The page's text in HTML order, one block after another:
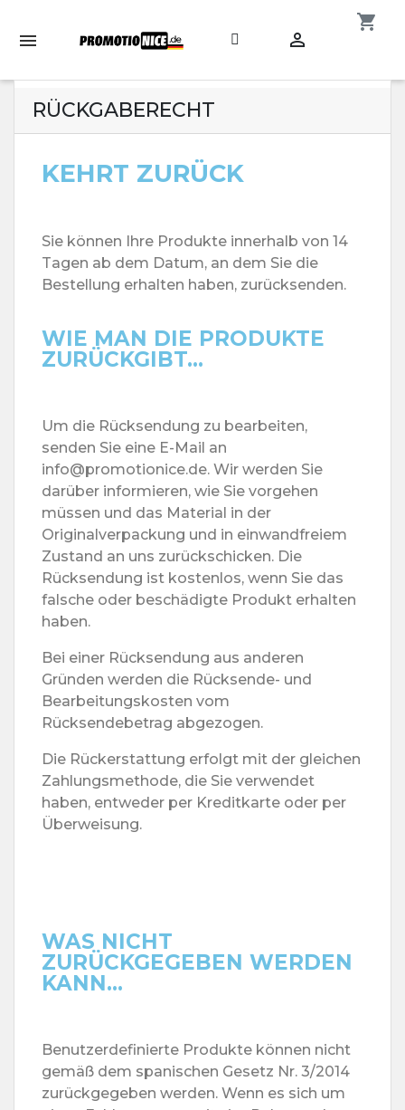

shopping_cart
RÜCKGABERECHT
KEHRT ZURÜCK
Sie können Ihre Produkte innerhalb von 14
Tagen ab dem Datum, an dem Sie die
Bestellung erhalten haben, zurücksenden.
WIE MAN DIE PRODUKTE
ZURÜCKGIBT...
Um die Rücksendung zu bearbeiten,
senden Sie eine E-Mail an
info@promotionice.de. Wir werden Sie
darüber informieren, wie Sie vorgehen
müssen und das Material in der
Originalverpackung und in einwandfreiem
Zustand an uns zurückschicken. Die
Rücksendung ist kostenlos, wenn Sie das
falsche oder beschädigte Produkt erhalten
haben.
Bei einer Rücksendung aus anderen
Gründen werden die Rücksende- und
Bearbeitungskosten vom
Rücksendebetrag abgezogen.
Die Rückerstattung erfolgt mit der gleichen
Zahlungsmethode, die Sie verwendet
haben, entweder per Kreditkarte oder per
Überweisung.
WAS NICHT
ZURÜCKGEGEBEN WERDEN
KANN...
Benutzerdefinierte Produkte können nicht
gemäß dem spanischen Gesetz Nr. 3/2014
zurückgegeben werden. Wenn es sich um